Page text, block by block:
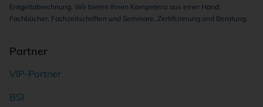
Entgeltabrechnung. Wir bieten Ihnen Kompetenz aus einer Hand:
Fachbücher, Fachzeitschriften und Seminare, Zertifizierung und Beratung.
Partner
VIP-Partner
BSI